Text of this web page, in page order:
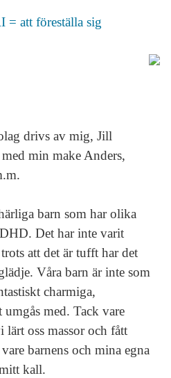
att föreställa sig
drivs av mig, Jill
min make Anders,
barn som har olika
Det har inte varit
att det är tufft har det
Våra barn är inte som
charmiga,
umgås med. Tack vare
lärt oss massor och fått
barnens och mina egna
kall.